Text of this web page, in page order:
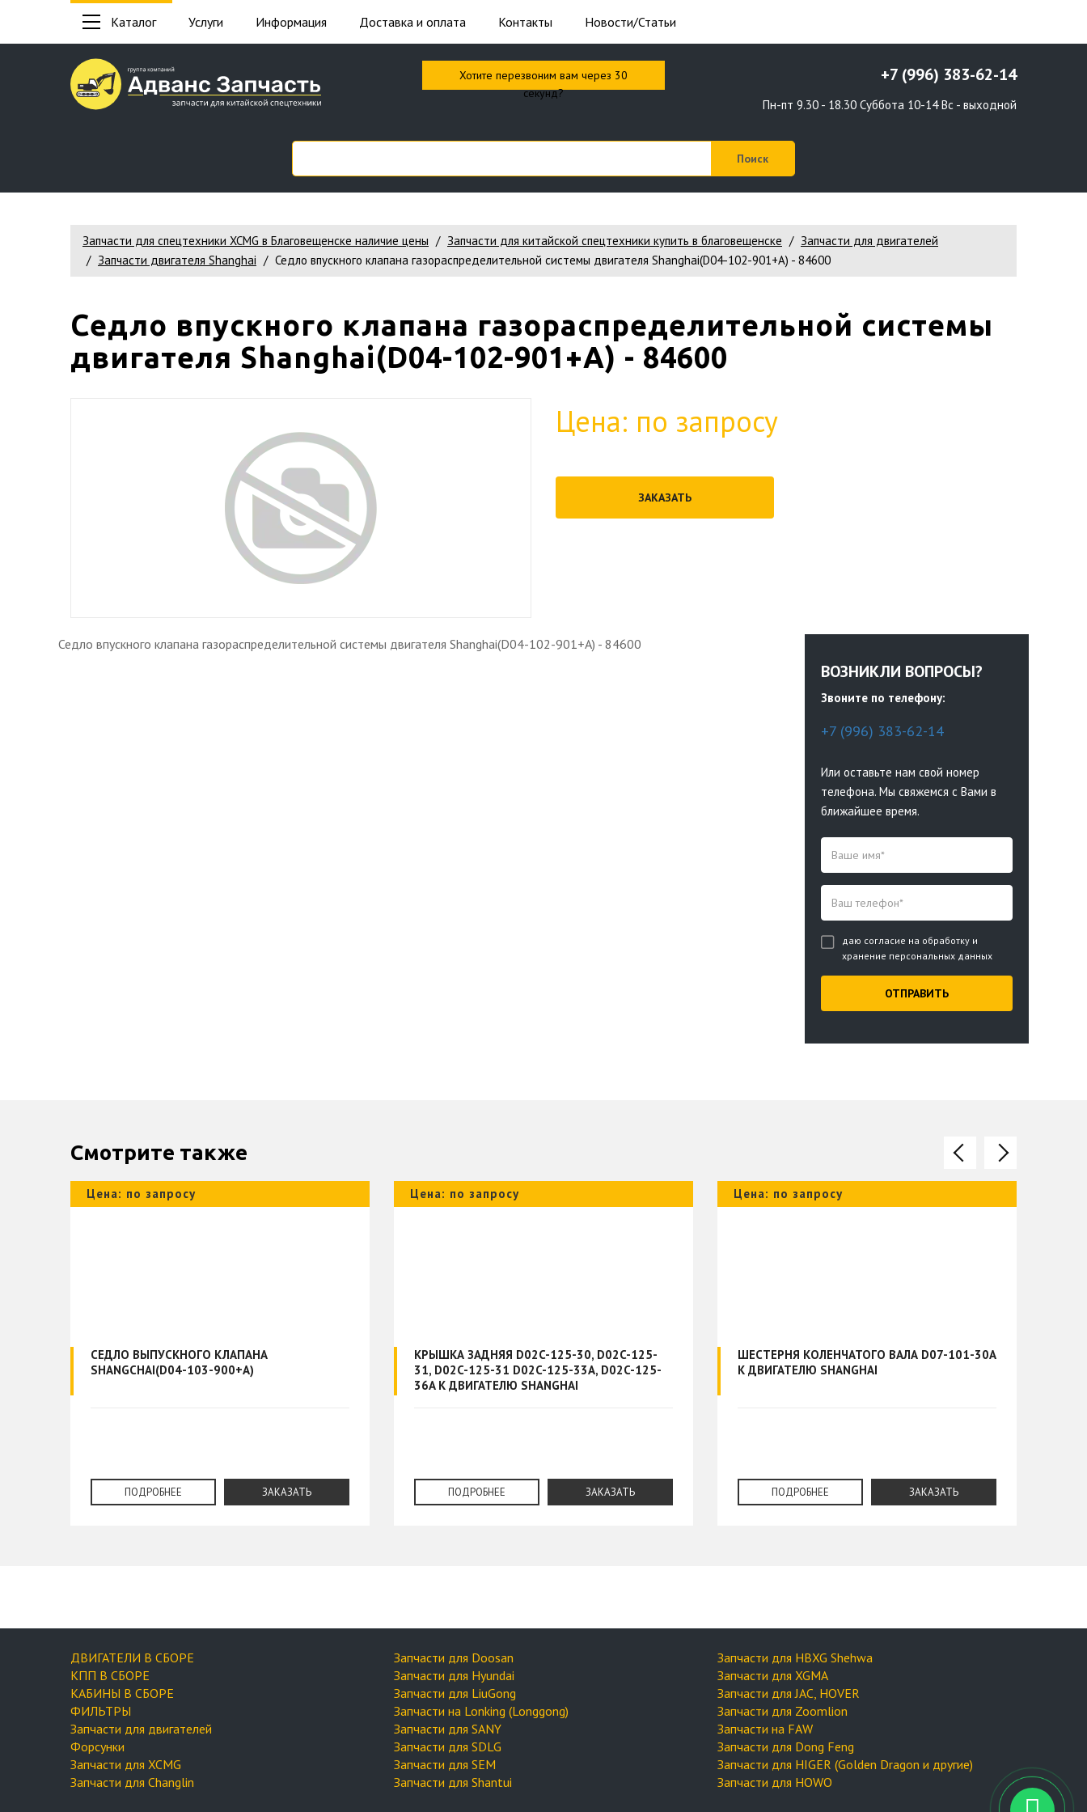
Каталог Услуги Информация Доставка и оплата Контакты Новости/Статьи
Хотите перезвоним вам через 30
секунд?
+7 (996) 383-62-14
Пн-пт 9.30 - 18.30 Суббота 10-14 Вс - выходной
Запчасти для спецтехники XCMG в Благовещенске наличие цены Запчасти для китайской спецтехники купить в благовещенске
Запчасти для двигателей
Запчасти двигателя Shanghai
Седло впускного клапана газораспределительной системы двигателя Shanghai(D04-102-901+A) - 84600
Седло впускного клапана газораспределительной системы
двигателя Shanghai(D04-102-901+A) - 84600
Цена: по запросу
ЗАКАЗАТЬ
Седло впускного клапана газораспределительной системы двигателя Shanghai(D04-102-901+A) - 84600
ВОЗНИКЛИ ВОПРОСЫ?
Звоните по телефону:
+7 (996) 383-62-14
Или оставьте нам свой номер
телефона. Мы свяжемся с Вами в
ближайшее время.
даю согласие на обработку и
хранение персональных данных
Смотрите также
Цена: по запросу
СЕДЛО ВЫПУСКНОГО КЛАПАНА
SHANGCHAI(D04-103-900+A)
ПОДРОБНЕЕ ЗАКАЗАТЬ
Цена: по запросу
КРЫШКА ЗАДНЯЯ D02C-125-30, D02C-125-
31, D02C-125-31 D02C-125-33A, D02C-125-
36A К ДВИГАТЕЛЮ SHANGHAI
ПОДРОБНЕЕ ЗАКАЗАТЬ
Цена: по запросу
ШЕСТЕРНЯ КОЛЕНЧАТОГО ВАЛА D07-101-30A
К ДВИГАТЕЛЮ SHANGHAI
ПОДРОБНЕЕ ЗАКАЗАТЬ
ДВИГАТЕЛИ В СБОРЕ
КПП В СБОРЕ
КАБИНЫ В СБОРЕ
ФИЛЬТРЫ
Запчасти для двигателей
Форсунки
Запчасти для XCMG
Запчасти для Changlin
Запчасти для Doosan
Запчасти для Hyundai
Запчасти для LiuGong
Запчасти на Lonking (Longgong)
Запчасти для SANY
Запчасти для SDLG
Запчасти для SEM
Запчасти для Shantui
Запчасти для HBXG Shehwa
Запчасти для XGMA
Запчасти для JAC, HOVER
Запчасти для Zoomlion
Запчасти на FAW
Запчасти для Dong Feng
Запчасти для HIGER (Golden Dragon и другие)
Запчасти для HOWO